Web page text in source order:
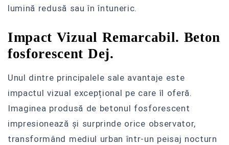
lumină redusă sau în întuneric.
Impact Vizual Remarcabil. Beton
fosforescent Dej.
Unul dintre principalele sale avantaje este
impactul vizual excepțional pe care îl oferă.
Imaginea produsă de betonul fosforescent
impresionează și surprinde orice observator,
transformând mediul urban într-un peisaj nocturn